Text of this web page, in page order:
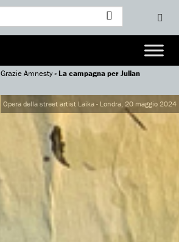
Grazie Amnesty»La campagna per Julian
Opera della street artist Laika - Londra, 20 maggio 2024